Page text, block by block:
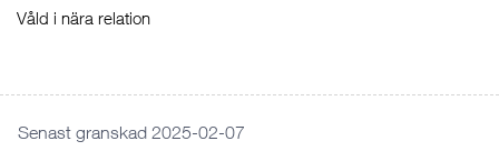
Våld i nära relation
Senast granskad 2025-02-07